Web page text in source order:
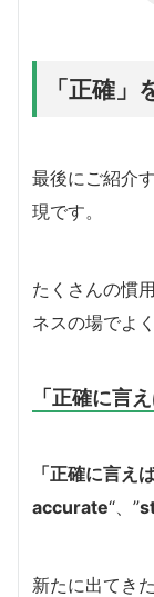
「正確
最後にご紹介
現です。
たくさんの慣
ネスの場でよ
「正確に言え
「正確に言えば
accurate“、”
新たに出てき